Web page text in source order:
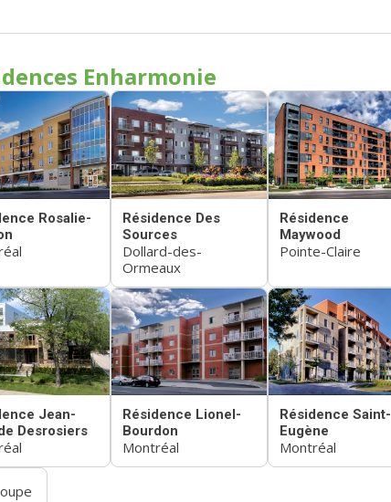
Enharmonie
Rosalie-
Résidence Des
Sources
Dollard-des-
Ormeaux
Résidence
Maywood
Pointe-Claire
Jean-
Desrosiers
Résidence Lionel-
Bourdon
Montréal
Résidence Saint-
Eugène
Montréal